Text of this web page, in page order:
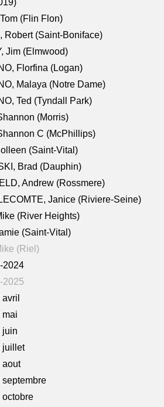
(Flin Flon)
Robert (Saint-Boniface)
Jim (Elmwood)
Florfina (Logan)
Malaya (Notre Dame)
Ted (Tyndall Park)
(Morris)
C (McPhillips)
(Saint-Vital)
Brad (Dauphin)
Andrew (Rossmere)
Janice (Riviere-Seine)
(River Heights)
(Saint-Vital)
(Riel)
2024
2025
avril
mai
juin
juillet
aout
septembre
octobre